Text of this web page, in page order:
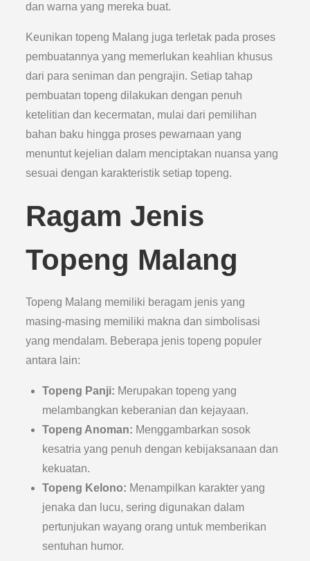
dan warna yang mereka buat.
Keunikan topeng Malang juga terletak pada proses
pembuatannya yang memerlukan keahlian khusus
dari para seniman dan pengrajin. Setiap tahap
pembuatan topeng dilakukan dengan penuh
ketelitian dan kecermatan, mulai dari pemilihan
bahan baku hingga proses pewarnaan yang
menuntut kejelian dalam menciptakan nuansa yang
sesuai dengan karakteristik setiap topeng.
Ragam Jenis
Topeng Malang
Topeng Malang memiliki beragam jenis yang
masing-masing memiliki makna dan simbolisasi
yang mendalam. Beberapa jenis topeng populer
antara lain:
Topeng Panji: Merupakan topeng yang
melambangkan keberanian dan kejayaan.
Topeng Anoman: Menggambarkan sosok
kesatria yang penuh dengan kebijaksanaan dan
kekuatan.
Topeng Kelono: Menampilkan karakter yang
jenaka dan lucu, sering digunakan dalam
pertunjukan wayang orang untuk memberikan
sentuhan humor.